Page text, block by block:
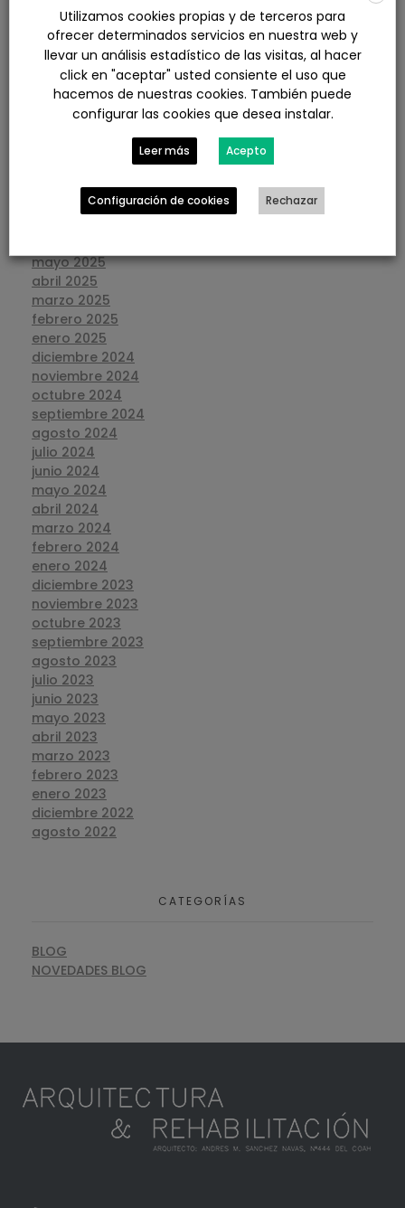
junio 2026
mayo 2026
abril 2026
marzo 2026
febrero 2026
enero 2026
septiembre 2025
agosto 2025
mayo 2025
abril 2025
marzo 2025
febrero 2025
enero 2025
diciembre 2024
noviembre 2024
octubre 2024
septiembre 2024
agosto 2024
julio 2024
junio 2024
mayo 2024
abril 2024
marzo 2024
febrero 2024
enero 2024
diciembre 2023
noviembre 2023
octubre 2023
septiembre 2023
agosto 2023
julio 2023
junio 2023
mayo 2023
abril 2023
marzo 2023
febrero 2023
enero 2023
diciembre 2022
agosto 2022
CATEGORÍAS
BLOG
NOVEDADES BLOG
Utilizamos cookies propias y de terceros para
ofrecer determinados servicios en nuestra web y
llevar un análisis estadístico de las visitas, al hacer
click en "aceptar" usted consiente el uso que
hacemos de nuestras cookies. También puede
configurar las cookies que desea instalar.
Leer más Acepto
Configuración de cookies Rechazar